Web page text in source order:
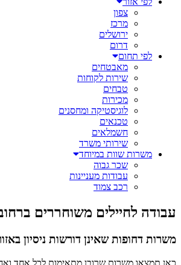
צפון
מרכז
ירושלים
דרום
לפי תחום
מאבטחים
שירות לקוחות
טבחים
מכירות
לוגיסטיקה ומחסנים
טכנאים
חשמלאים
שירותי משרד
משרות שוות במיוחד
שכר גבוה
עבודות מעניינות
רכב צמוד
עבודה לחיילים משוחררים
משרות דחופות שאינן דורשות ניסיון
כאן תמצאו משרות שרובן מתאימות לכל אחד